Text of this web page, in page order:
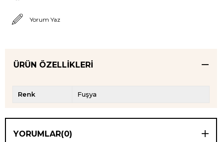
Yorum Yaz
ÜRÜN ÖZELLIKLERI
Renk Fuşya
YORUMLAR(0)